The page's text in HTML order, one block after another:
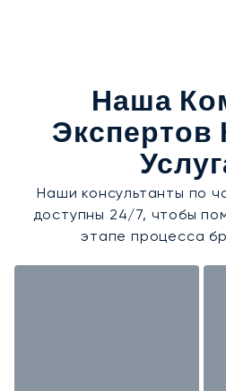
Наша
Наши консультанты по
доступны 24/7, чтобы
этапе процесса